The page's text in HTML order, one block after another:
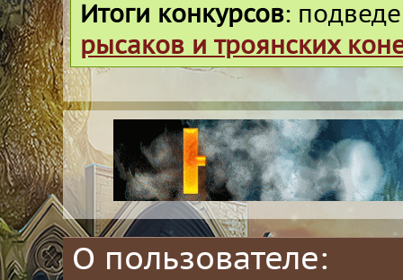
Итоги конкурсов:
рысаков и троянских
О пользователе: